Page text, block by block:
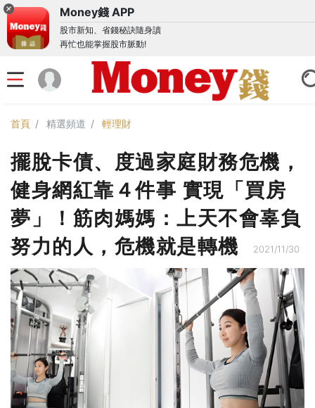
Money錢 APP
股市新知、省錢秘訣隨身讀
再忙也能掌握股市脈動!
首頁 精選頻道 輕理財
擺脫卡債、度過家庭財務危機，
健身網紅靠４件事 實現「買房
夢」！筋肉媽媽：上天不會辜負
努力的人，危機就是轉機
2021/11/30